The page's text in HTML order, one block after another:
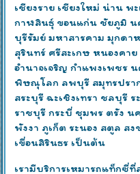
เชียงราย เชียงใหม่ น่าน พ
กาฬสินธุ์ ขอนแก่น ชัยภูมิ
บุรีรัมย์ มหาสารคาม มุกดา
สุรินทร์ ศรีสะเกษ หนองคา
อำนาจเจริญ กำแพงเพชร
พิษณุโลก ลพบุรี สมุทรปรา
สระบุรี ฉะเชิงเทรา ชลบุรี
ราชบุรี กระบี่ ชุมพร ตรัง
พังงา ภูเก็ต ระนอง สตูล ส
เขื่อนสิรินธร เป็นต้น
เรามีบริการเหมารถแท็กซี่